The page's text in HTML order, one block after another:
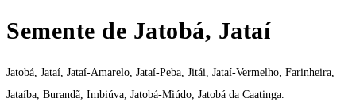
Semente de Jatobá, Jataí
Jatobá, Jataí, Jataí-Amarelo, Jataí-Peba, Jitái, Jataí-Vermelho, Farinheira,
Jataíba, Burandã, Imbiúva, Jatobá-Miúdo, Jatobá da Caatinga.